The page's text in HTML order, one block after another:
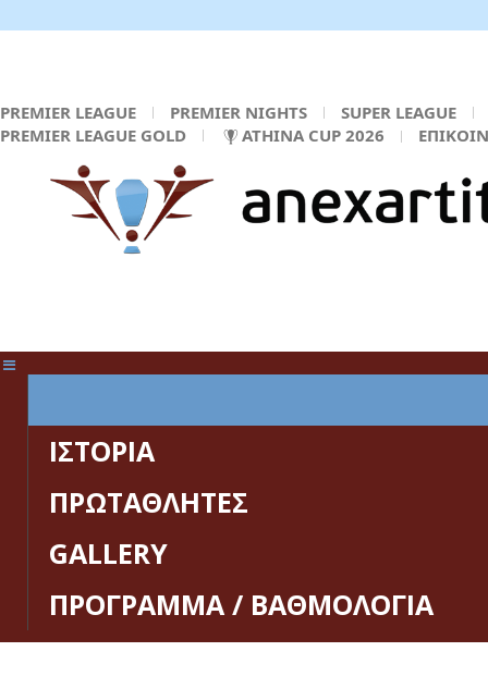
PREMIER LEAGUE PREMIER NIGHTS
SUPER LEAGUE
PREMIER LEAGUE GOLD
ATHINA CUP 2026
ΙΣΤΟΡΙΑ
ΠΡΩΤΑΘΛΗΤΕΣ
GALLERY
ΠΡΟΓΡΑΜΜΑ / ΒΑΘΜΟΛΟΓΙΑ